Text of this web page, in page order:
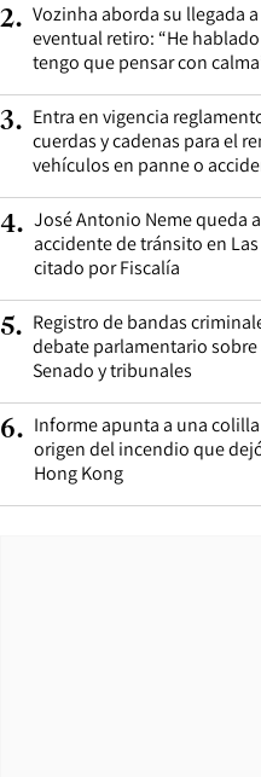
2. Vozinha aborda su llegada
eventual retiro: “He
tengo que pensar con
3. Entra en vigencia
cuerdas y cadenas para el
vehículos en panne o
4. José Antonio Neme queda
accidente de tránsito en
citado por Fiscalía
5. Registro de bandas
debate parlamentario
Senado y tribunales
6. Informe apunta a una
origen del incendio que
Hong Kong